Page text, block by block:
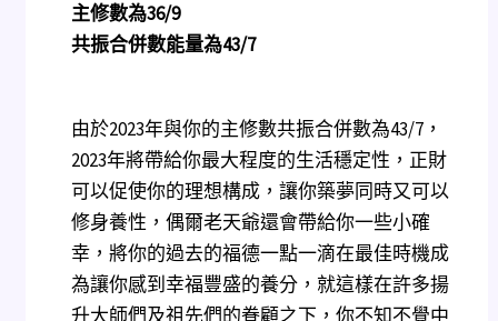
主修數為36/9
共振合併數能量為43/7
由於2023年與你的主修數共振合併數為43/7，
2023年將帶給你最大程度的生活穩定性，正財
可以促使你的理想構成，讓你築夢同時又可以
修身養性，偶爾老天爺還會帶給你一些小確
幸，將你的過去的福德一點一滴在最佳時機成
為讓你感到幸福豐盛的養分，就這樣在許多揚
升大師們及祖先們的眷顧之下，你不知不覺中